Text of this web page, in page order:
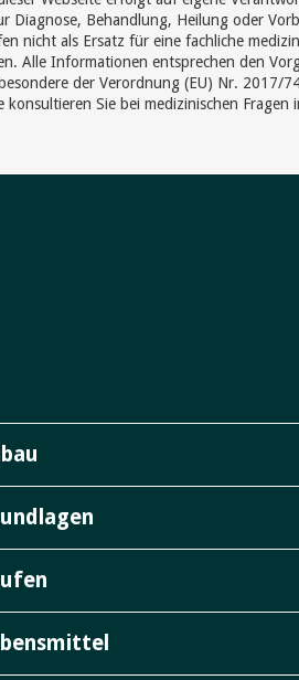
Diagnose, Behandlung, Heilung oder
nicht als Ersatz für eine fachliche
Alle Informationen entsprechen den
der Verordnung (EU) Nr. 2017/
Sie bei medizinischen Fragen